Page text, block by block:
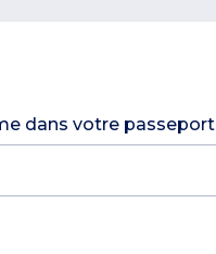
dans votre passeport